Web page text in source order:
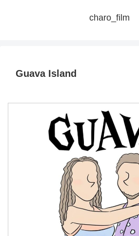
charo_film
Guava Island